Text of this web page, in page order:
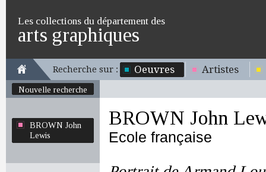
Les collections du département des
arts graphiques
Recherche sur : Oeuvres Artistes
Nouvelle recherche
BROWN John
Lewis
BROWN John
Ecole française